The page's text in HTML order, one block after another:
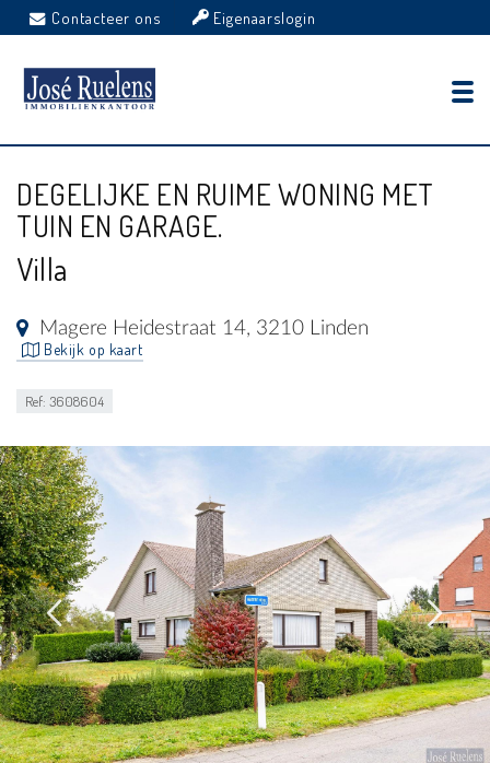
Contacteer ons Eigenaarslogin
DEGELIJKE EN RUIME WONING MET
TUIN EN GARAGE.
Villa
Magere Heidestraat 14, 3210 Linden
Bekijk op kaart
Ref: 3608604